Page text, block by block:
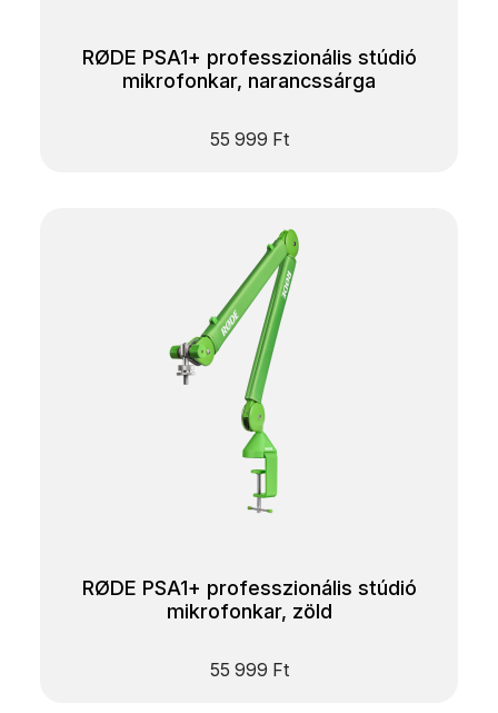
RØDE PSA1+ professzionális stúdió
mikrofonkar, narancssárga
55 999 Ft
RØDE PSA1+ professzionális stúdió
mikrofonkar, zöld
55 999 Ft